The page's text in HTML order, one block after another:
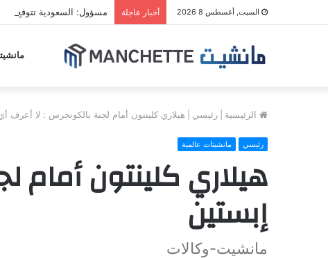
السبت, أغسطس 8 2026 أخبار عاجلة مسؤول: السعودية تتوقع
الرئيسية رئيسي هيلاري كلينتون أمام لجنة بالكونجرس : لا أعرف
رئيسي مانشيتات عالمية
هيلاري كلينتون
إبستين
مانشيت-وكالات